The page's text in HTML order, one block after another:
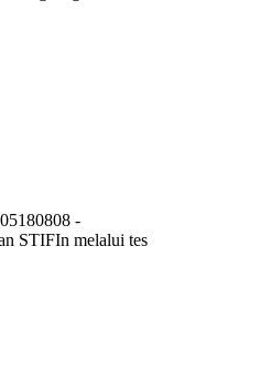
-
STIFIn melalui tes